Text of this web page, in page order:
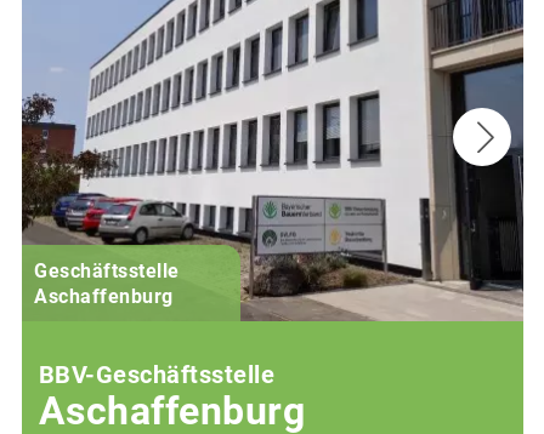
Geschäftsstelle
Aschaffenburg
BBV-Geschäftsstelle
Aschaffenburg